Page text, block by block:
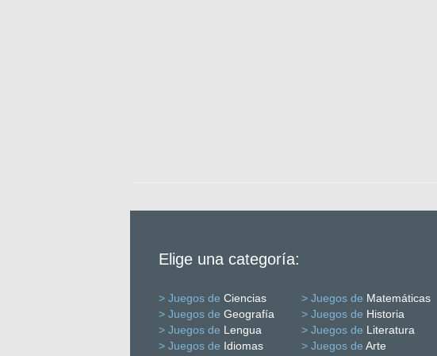
Elige una categoría:
> Juegos de Ciencias > Juegos de Matemáticas
> Juegos de Geografía > Juegos de Historia
> Juegos de Lengua > Juegos de Literatura
> Juegos de Idiomas > Juegos de Arte